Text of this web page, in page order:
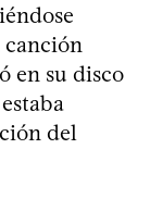
en su disco
del